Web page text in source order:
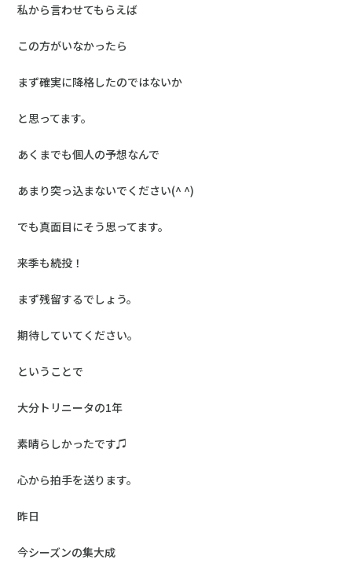
私から言わせてもらえば
この方がいなかったら
まず確実に降格したのではないか
と思ってます。
あくまでも個人の予想なんで
あまり突っ込まないでください(^ ^)
でも真面目にそう思ってます。
来季も続投！
まず残留するでしょう。
期待していてください。
ということで
大分トリニータの1年
素晴らしかったです♫
心から拍手を送ります。
昨日
今シーズンの集大成